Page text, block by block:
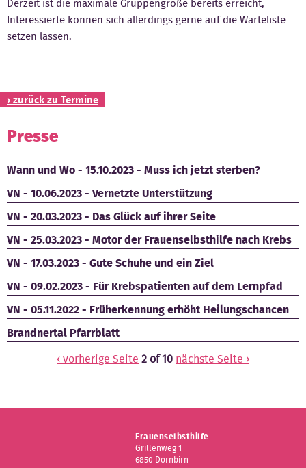
Derzeit ist die maximale Gruppengröße bereits erreicht,
Interessierte können sich allerdings gerne auf die Warteliste
setzen lassen.
› zurück zu Termine
Presse
Wann und Wo - 15.10.2023 - Muss ich jetzt sterben?
VN - 10.06.2023 - Vernetzte Unterstützung
VN - 20.03.2023 - Das Glück auf ihrer Seite
VN - 25.03.2023 - Motor der Frauenselbsthilfe nach Krebs
VN - 17.03.2023 - Gute Schuhe und ein Ziel
VN - 09.02.2023 - Für Krebspatienten auf dem Lernpfad
VN - 05.11.2022 - Früherkennung erhöht Heilungschancen
Brandnertal Pfarrblatt
‹ vorherige Seite 2 of 10 nächste Seite ›
Frauenselbsthilfe
Grillenweg 1
6850 Dornbirn